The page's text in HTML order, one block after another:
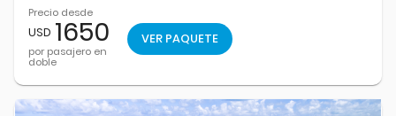
Precio desde
USD 1650
por pasajero en
doble
VER PAQUETE